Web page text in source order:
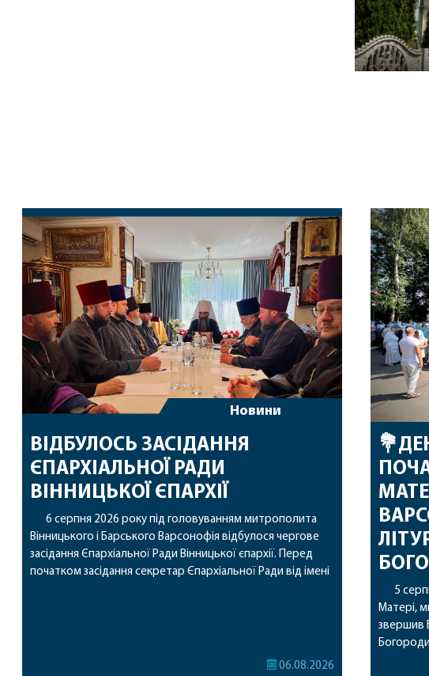
Новини
ВІДБУЛОСЬ ЗАСІДАННЯ
ЄПАРХІАЛЬНОЇ РАДИ
ВІННИЦЬКОЇ ЄПАРХІЇ
6 серпня 2026 року під головуванням митрополита
Вінницького і Барського Варсонофія відбулося чергове
засідання Єпархіальної Ради Вінницької єпархії. Перед
початком засідання секретар Єпархіальної Ради від імені
06.08.2026
5
Матері,
звершив